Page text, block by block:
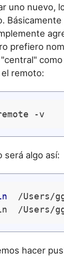
uno nuevo,
prefiero
remoto:
será algo así:
/Users/
hacer